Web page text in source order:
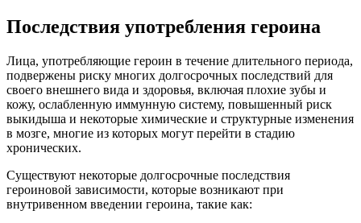
Последствия употребления героина
Лица, употребляющие героин в течение длительного периода,
подвержены риску многих долгосрочных последствий для
своего внешнего вида и здоровья, включая плохие зубы и
кожу, ослабленную иммунную систему, повышенный риск
выкидыша и некоторые химические и структурные изменения
в мозге, многие из которых могут перейти в стадию
хронических.
Существуют некоторые долгосрочные последствия
героиновой зависимости, которые возникают при
внутривенном введении героина, такие как: